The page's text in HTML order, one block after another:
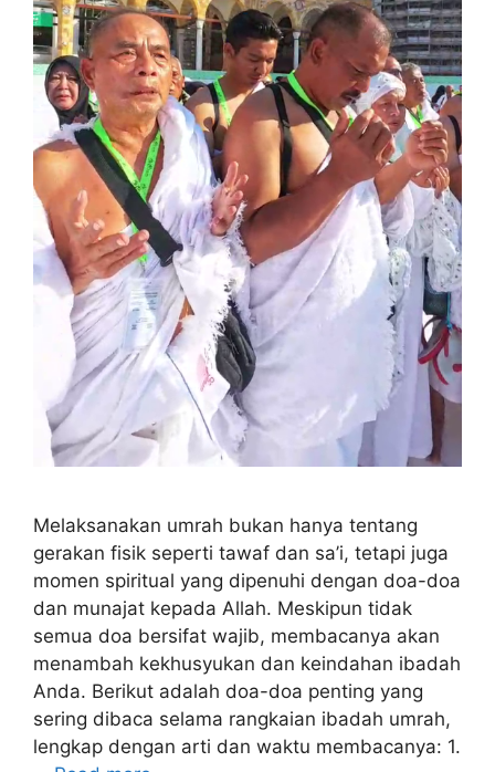
Melaksanakan umrah bukan hanya tentang
gerakan fisik seperti tawaf dan sa’i, tetapi juga
momen spiritual yang dipenuhi dengan doa-doa
dan munajat kepada Allah. Meskipun tidak
semua doa bersifat wajib, membacanya akan
menambah kekhusyukan dan keindahan ibadah
Anda. Berikut adalah doa-doa penting yang
sering dibaca selama rangkaian ibadah umrah,
lengkap dengan arti dan waktu membacanya: 1.